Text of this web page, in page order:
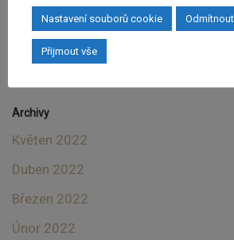
Startujeme další milník v historii
Nejnovější komentáře
Archivy
Květen 2022
Duben 2022
Březen 2022
Únor 2022
Nastavení souborů cookie
Přijmout vše